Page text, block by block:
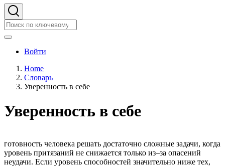
Search
Search
User
menu
Войти
Строка
навигации
Home
Словарь
Уверенность в себе
Уверенность в себе
готовность человека решать достаточно сложные задачи, когда
уровень притязаний не снижается только из–за опасений
неудачи. Если уровень способностей значительно ниже тех,